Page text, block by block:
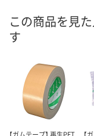
お届け日
した
この商品を見
す